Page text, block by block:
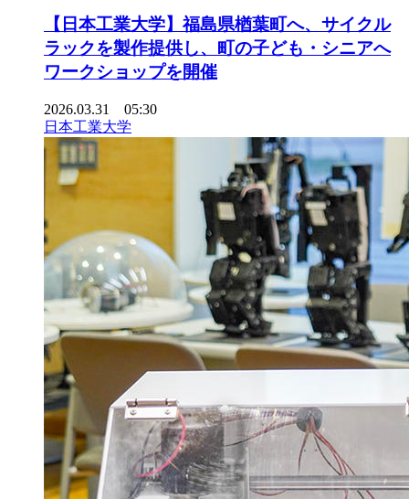
【日本工業大学】福島県楢葉町へ、サイクル
ラックを製作提供し、町の子ども・シニアへ
ワークショップを開催
2026.03.31 05:30
日本工業大学